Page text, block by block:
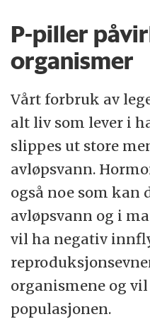
P-piller
organismer
Vårt forbruk av
alt liv som lever i
slippes ut store
avløpsvann.
også noe som kan
avløpsvann og i
vil ha negativ
organismene og
populasjonen.